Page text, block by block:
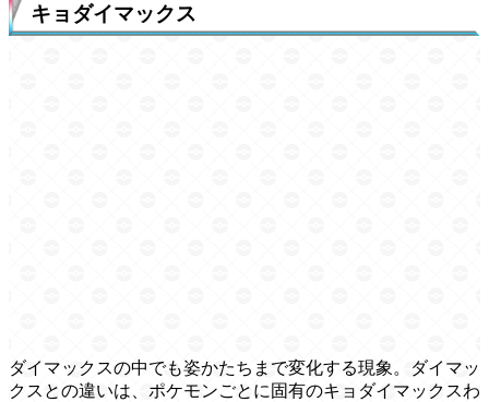
キョダイマックス
ダイマックスの中でも姿かたちまで変化する現象。ダイマッ
クスとの違いは、ポケモンごとに固有のキョダイマックスわ